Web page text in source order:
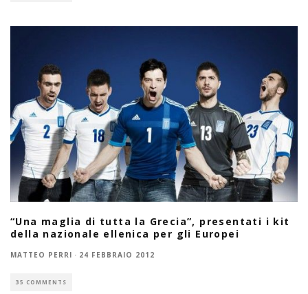
“Una maglia di tutta la Grecia”, presentati i kit
della nazionale ellenica per gli Europei
MATTEO PERRI · 24 FEBBRAIO 2012
35 COMMENTS